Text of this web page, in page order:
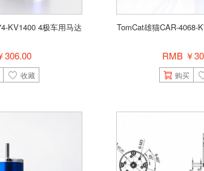
KV1400 4极车用马达
306.00
收藏
TomCat雄猫CAR-4068-
RMB ￥
购买